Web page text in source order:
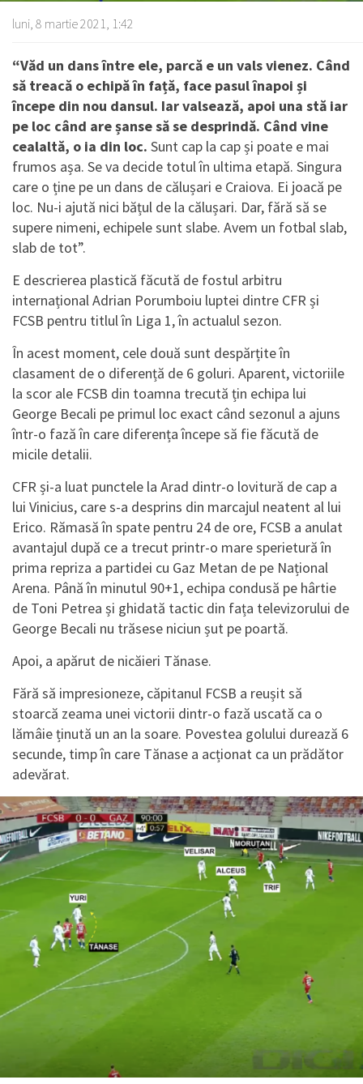
luni, 8 martie 2021, 1:42
“Văd un dans între ele, parcă e un vals vienez. Când
să treacă o echipă în față, face pasul înapoi și
începe din nou dansul. Iar valsează, apoi una stă iar
pe loc când are șanse să se desprindă. Când vine
cealaltă, o ia din loc. Sunt cap la cap și poate e mai
frumos așa. Se va decide totul în ultima etapă. Singura
care o ține pe un dans de călușari e Craiova. Ei joacă pe
loc. Nu-i ajută nici bățul de la călușari. Dar, fără să se
supere nimeni, echipele sunt slabe. Avem un fotbal slab,
slab de tot”.
E descrierea plastică făcută de fostul arbitru
internațional Adrian Porumboiu luptei dintre CFR și
FCSB pentru titlul în Liga 1, în actualul sezon.
În acest moment, cele două sunt despărțite în
clasament de o diferență de 6 goluri. Aparent, victoriile
la scor ale FCSB din toamna trecută țin echipa lui
George Becali pe primul loc exact când sezonul a ajuns
într-o fază în care diferența începe să fie făcută de
micile detalii.
CFR și-a luat punctele la Arad dintr-o lovitură de cap a
lui Vinicius, care s-a desprins din marcajul neatent al lui
Erico. Rămasă în spate pentru 24 de ore, FCSB a anulat
avantajul după ce a trecut printr-o mare sperietură în
prima repriza a partidei cu Gaz Metan de pe Național
Arena. Până în minutul 90+1, echipa condusă pe hârtie
de Toni Petrea și ghidată tactic din fața televizorului de
George Becali nu trăsese niciun șut pe poartă.
Apoi, a apărut de nicăieri Tănase.
Fără să impresioneze, căpitanul FCSB a reușit să
stoarcă zeama unei victorii dintr-o fază uscată ca o
lămâie ținută un an la soare. Povestea golului durează 6
secunde, timp în care Tănase a acționat ca un prădător
adevărat.